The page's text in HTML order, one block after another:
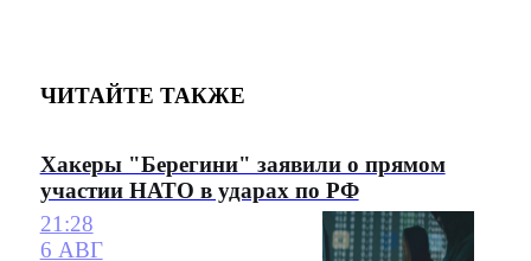
ЧИТАЙТЕ ТАКЖЕ
Хакеры "Берегини" заявили о прямом
участии НАТО в ударах по РФ
21:28
6 АВГ